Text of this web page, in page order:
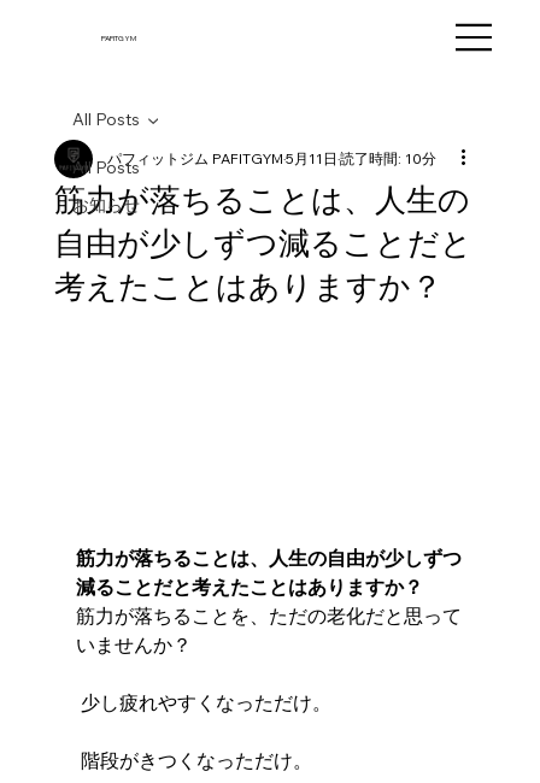
PAFITGYM
All Posts
お知らせ
All Posts
筋力が落ちることは、人生の
自由が少しずつ減ることだと
考えたことはありますか？
パフィットジム PAFITGYM5月11日 読了時間: 10分
筋力が落ちることは、人生の自由が少しずつ
減ることだと考えたことはありますか？
筋力が落ちることを、ただの老化だと思って
いませんか？
少し疲れやすくなっただけ。
階段がきつくなっただけ。